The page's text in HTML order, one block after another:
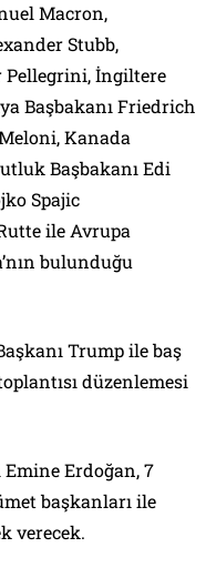
Macron,
Stubb,
Pellegrini, İngiltere
Başbakanı Friedrich
Kanada
Başbakanı Edi
Spajic
ile Avrupa
bulunduğu
Trump ile baş
düzenlemesi
Erdoğan, 7
başkanları ile
verecek.